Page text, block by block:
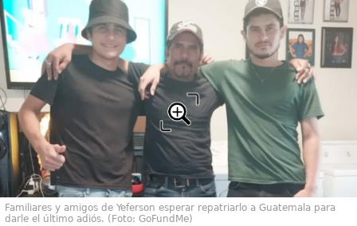
Familiares y amigos de Yeferson esperar repatriarlo a Guatemala para
darle el último adiós. (Foto: GoFundMe)